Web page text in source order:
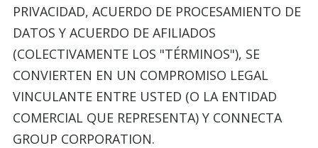
PRIVACIDAD, ACUERDO DE PROCESAMIENTO DE
DATOS Y ACUERDO DE AFILIADOS
(COLECTIVAMENTE LOS "TÉRMINOS"), SE
CONVIERTEN EN UN COMPROMISO LEGAL
VINCULANTE ENTRE USTED (O LA ENTIDAD
COMERCIAL QUE REPRESENTA) Y CONNECTA
GROUP CORPORATION.